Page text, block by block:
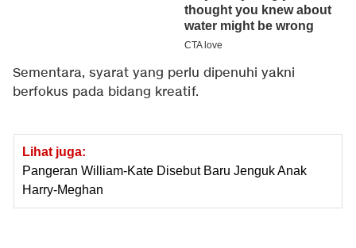
Sementara, syarat yang perlu dipenuhi yakni
berfokus pada bidang kreatif.
Lihat juga:
Pangeran William-Kate Disebut Baru Jenguk Anak
Harry-Meghan